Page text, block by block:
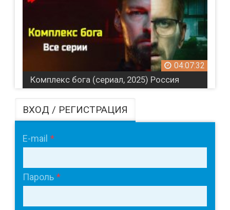
04:07:32
Комплекс бога (сериал, 2025) Россия
ВХОД / РЕГИСТРАЦИЯ
E-mail
Пароль